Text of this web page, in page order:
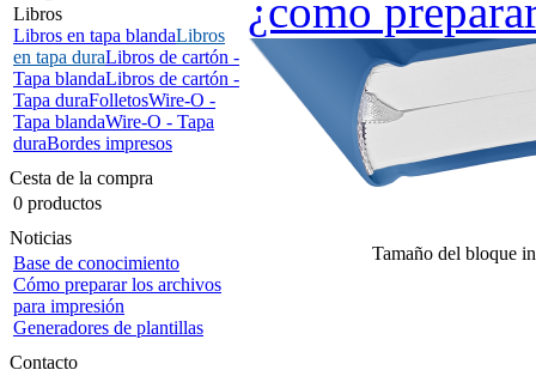
Libros
Libros en tapa blandaLibros
en tapa duraLibros de cartón -
Tapa blandaLibros de cartón -
Tapa duraFolletosWire-O -
Tapa blandaWire-O - Tapa
duraBordes impresos
Cesta de la compra
0 productos
Noticias
Base de conocimiento
Cómo preparar los archivos
para impresión
Generadores de plantillas
Contacto
¿como
Tamaño del bloque